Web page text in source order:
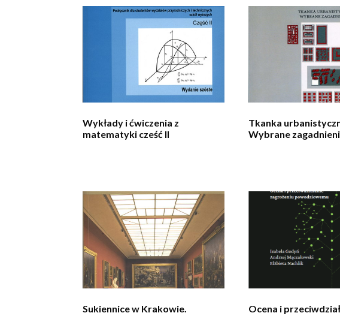
Wykłady i ćwiczenia z
matematyki cześć II
Tkanka
Wybrane
Sukiennice w Krakowie.
Ocena i